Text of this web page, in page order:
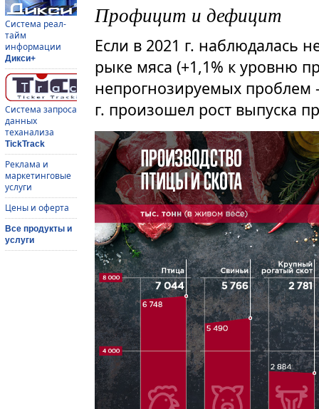
Система реал-
тайм
информации
Дикси+
Система запроса
данных
теханализа
TickTrack
Реклама и
маркетинговые
услуги
Цены и оферта
Все продукты и
услуги
Профицит и дефицит
Если в 2021 г. наблюдалась
рыке мяса (+1,1% к уровню
непрогнозируемых
г. произошел рост выпуска